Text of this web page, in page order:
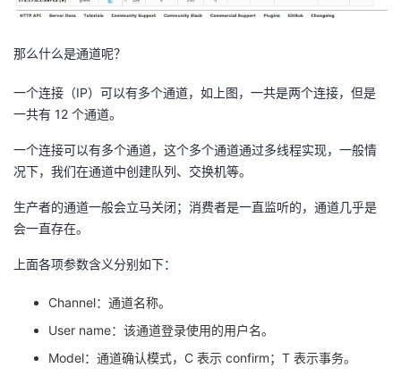
那么什么是通道呢？
一个连接（IP）可以有多个通道，如上图，一共是两个连接，但是
一共有 12 个通道。
一个连接可以有多个通道，这个多个通道通过多线程实现，一般情
况下，我们在通道中创建队列、交换机等。
生产者的通道一般会立马关闭；消费者是一直监听的，通道几乎是
会一直存在。
上面各项参数含义分别如下：
Channel：通道名称。
User name：该通道登录使用的用户名。
Model：通道确认模式，C 表示 confirm；T 表示事务。